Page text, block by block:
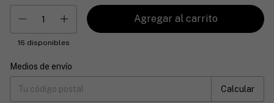
16 disponibles
Entregas para el CP:
Medios de envío
Calcular